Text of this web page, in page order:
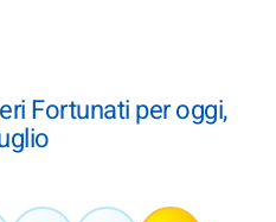
Fortunati per oggi,